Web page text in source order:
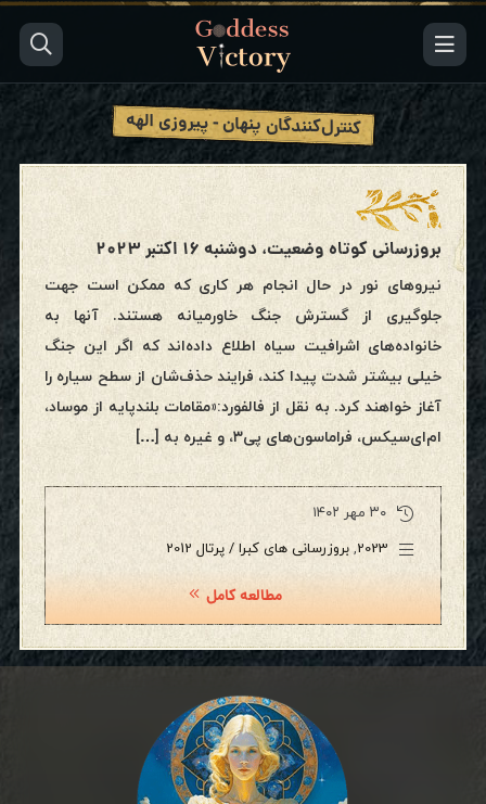
کنترل‌کنندگان پنهان - پیروزی الهه
بروزرسانی کوتاه وضعیت، دوشنبه ۱۶ اکتبر ۲۰۲۳
نیروهای نور در حال انجام هر کاری که ممکن است جهت
جلوگیری از گسترش جنگ خاورمیانه هستند. آنها به
خانواده‌های اشرافیت سیاه اطلاع داده‌اند که اگر این جنگ
خیلی بیشتر شدت پیدا کند، فرایند حذف‌شان از سطح سیاره را
آغاز خواهند کرد. به نقل از فالفورد:«مقامات بلندپایه از موساد،
ام‌ای‌سیکس، فراماسون‌های پی۳، و غیره به […]
۳۰ مهر ۱۴۰۲
2023
, بروزرسانی های کبرا / پرتال 2012
مطالعه کامل